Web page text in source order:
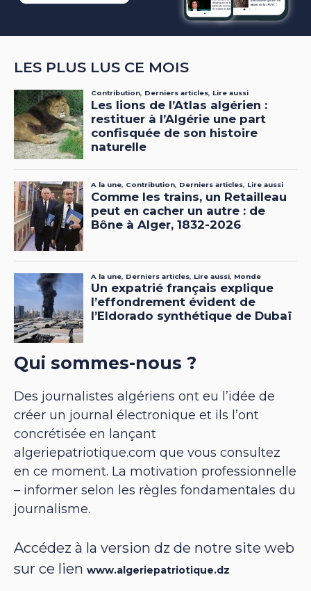
LES PLUS LUS CE MOIS
Qui sommes-nous ?
Des journalistes algériens ont eu l’idée de
créer un journal électronique et ils l’ont
concrétisée en lançant
algeriepatriotique.com que vous consultez
en ce moment. La motivation professionnelle
– informer selon les règles fondamentales du
journalisme.
Accédez à la version dz de notre site web
sur ce lien www.algeriepatriotique.dz